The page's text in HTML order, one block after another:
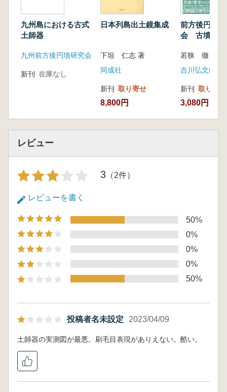
九州島における古式
土師器
九州前方後円墳研究会
新刊 在庫なし
日本列島出土鏡集成
下垣 仁志 著
同成社
新刊 取り寄せ
8,800円
前方後円墳
会 古墳時代
若狭 徹 著
吉川弘文館
新刊 取り寄せ
3,080円
レビュー
3 （2件）
レビューを書く
50%
0%
0%
0%
50%
投稿者名未設定 2023/04/09
土師器の実測図が最悪。刷毛目表現がありえない。酷い。